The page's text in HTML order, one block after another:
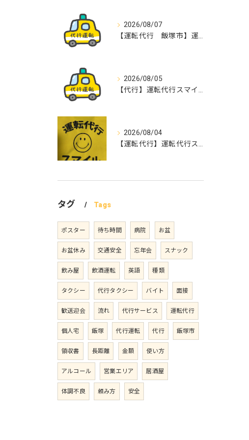
2026/08/07
【運転代行 飯塚市】運転代行スマイル
2026/08/05
【代行】運転代行スマイル
2026/08/04
【運転代行】運転代行スマイル
タグ Tags
ポスター 待ち時間 病院 お盆
お盆休み 交通安全 忘年会 スナック
飲み屋 飲酒運転 英語 種類
タクシー 代行タクシー バイト 面接
歓送迎会 流れ 代行サービス 運転代行
個人宅 飯塚 代行運転 代行 飯塚市
領収書 長距離 金額 使い方
アルコール 営業エリア 居酒屋
体調不良 頼み方 安全